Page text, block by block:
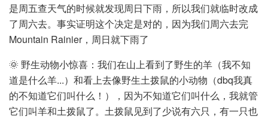
是周五查天气的时候就发现周日下雨，所以我们就临时改成
了周六去。事实证明这个决定是对的，因为我们周六去完
Mountain Rainier，周日就下雨了
🌞 野生动物小惊喜：我们在山上看到了野生的羊（我不知
道是什么羊...）和看上去像野生土拨鼠的小动物（dbq我真
的不知道它们叫什么！），因为不知道它们叫什么，我就管
它们叫羊和土拨鼠了。土拨鼠见到了少说有六只，有一只也